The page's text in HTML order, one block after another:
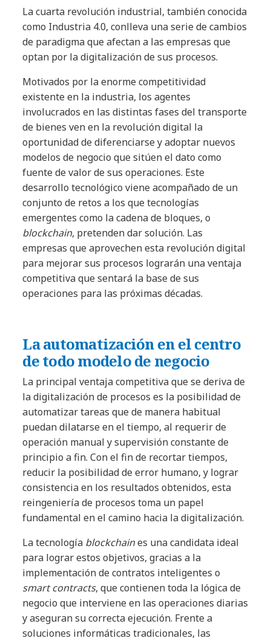
La cuarta revolución industrial, también conocida
como Industria 4.0, conlleva una serie de cambios
de paradigma que afectan a las empresas que
optan por la digitalización de sus procesos.
Motivados por la enorme competitividad
existente en la industria, los agentes
involucrados en las distintas fases del transporte
de bienes ven en la revolución digital la
oportunidad de diferenciarse y adoptar nuevos
modelos de negocio que sitúen el dato como
fuente de valor de sus operaciones. Este
desarrollo tecnológico viene acompañado de un
conjunto de retos a los que tecnologías
emergentes como la cadena de bloques, o
blockchain, pretenden dar solución. Las
empresas que aprovechen esta revolución digital
para mejorar sus procesos lograrán una ventaja
competitiva que sentará la base de sus
operaciones para las próximas décadas.
La automatización en el centro
de todo modelo de negocio
La principal ventaja competitiva que se deriva de
la digitalización de procesos es la posibilidad de
automatizar tareas que de manera habitual
puedan dilatarse en el tiempo, al requerir de
operación manual y supervisión constante de
principio a fin. Con el fin de recortar tiempos,
reducir la posibilidad de error humano, y lograr
consistencia en los resultados obtenidos, esta
reingeniería de procesos toma un papel
fundamental en el camino hacia la digitalización.
La tecnología blockchaines una candidata ideal
para lograr estos objetivos, gracias a la
implementación de contratos inteligentes o
smart contracts, que contienen toda la lógica de
negocio que interviene en las operaciones diarias
y aseguran su correcta ejecución. Frente a
soluciones informáticas tradicionales, las